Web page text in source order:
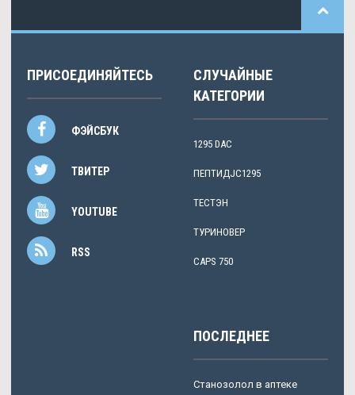
ПРИСОЕДИНЯЙТЕСЬ
ФЭЙСБУК
ТВИТЕР
YOUTUBE
RSS
СЛУЧАЙНЫЕ
КАТЕГОРИИ
1295 DAC
ПЕПТИДJC1295
ТЕСТЭН
ТУРИНОВЕР
CAPS 750
ПОСЛЕДНЕЕ
Станозолол в аптеке